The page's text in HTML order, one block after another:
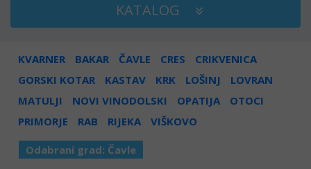
KATALOG
KVARNER BAKAR ČAVLE CRES
CRIKVENICA
GORSKI KOTAR
KASTAV KRK LOŠINJ
LOVRAN
MATULJI
NOVI VINODOLSKI OPATIJA
OTOCI
PRIMORJE
RAB RIJEKA VIŠKOVO
Odabrani grad: Čavle